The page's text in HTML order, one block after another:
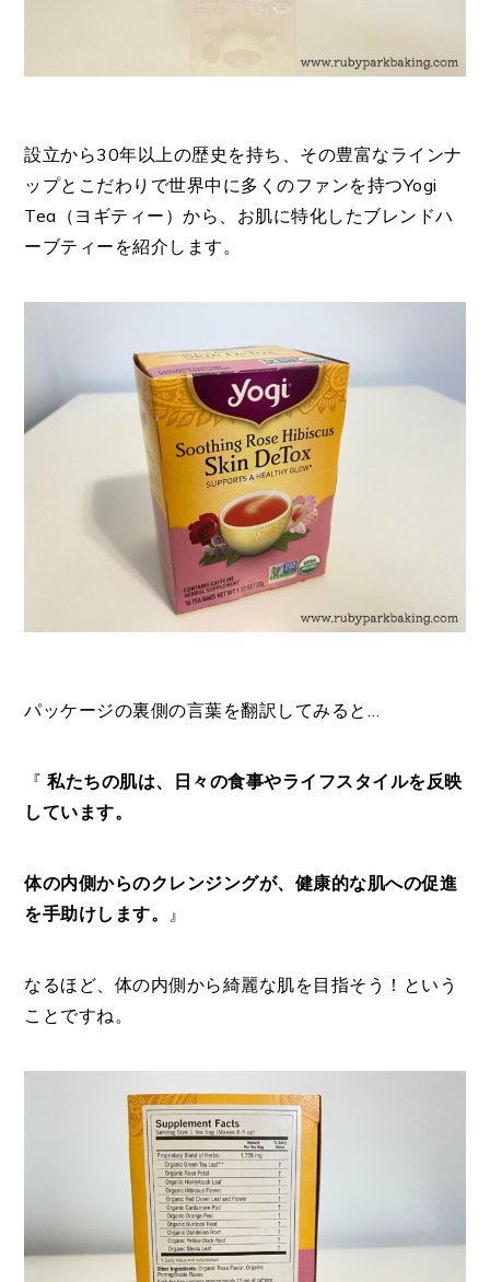
設立から30年以上の歴史を持ち、その豊富なラインナ
ップとこだわりで世界中に多くのファンを持つYogi
Tea（ヨギティー）から、お肌に特化したブレンドハ
ーブティーを紹介します。
パッケージの裏側の言葉を翻訳してみると…
『私たちの肌は、日々の食事やライフスタイルを反映
しています。
体の内側からのクレンジングが、健康的な肌への促進
を手助けします。 』
なるほど、体の内側から綺麗な肌を目指そう！という
ことですね。